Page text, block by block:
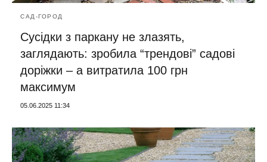
САД-ГОРОД
Сусідки з паркану не злазять,
заглядають: зробила “трендові” садові
доріжки – а витратила 100 грн
максимум
05.06.2025 11:34